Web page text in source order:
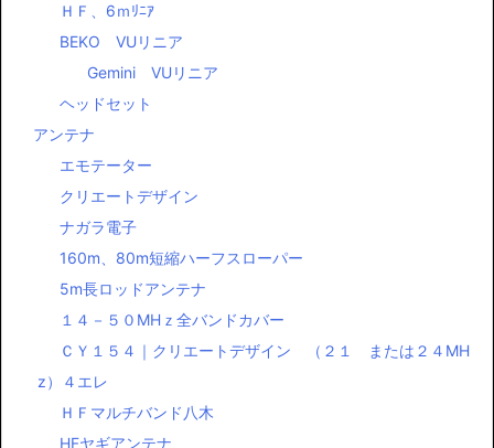
ＨＦ、6ｍﾘﾆｱ
BEKO VUリニア
Gemini VUリニア
ヘッドセット
アンテナ
エモテーター
クリエートデザイン
ナガラ電子
160m、80m短縮ハーフスローパー
5m長ロッドアンテナ
１４－５０MHｚ全バンドカバー
ＣＹ１５４｜クリエートデザイン （２１ または２４MH
z）４エレ
ＨＦマルチバンド八木
HFヤギアンテナ